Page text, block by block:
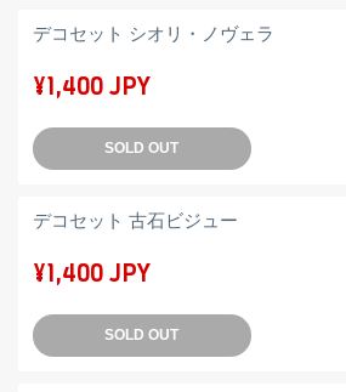
デコセット シオリ・ノヴェラ
¥1,400 JPY
SOLD OUT
デコセット 古石ビジュー
¥1,400 JPY
SOLD OUT